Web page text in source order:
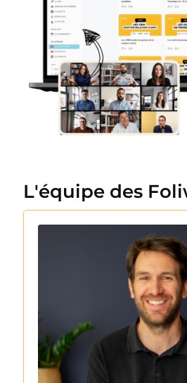
L'équipe des